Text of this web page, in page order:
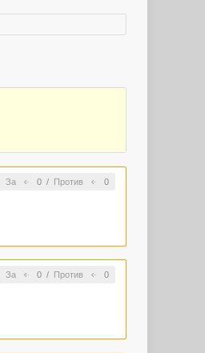
За 0/ Против 0
За 0/ Против 0